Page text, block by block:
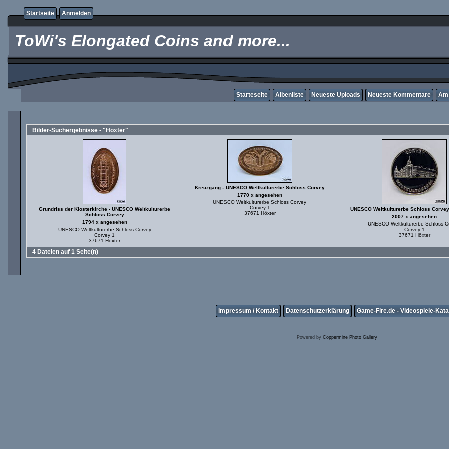
Startseite Anmelden
ToWi's Elongated Coins and more...
Starteseite Albenliste Neueste Uploads Neueste Kommentare
Bilder-Suchergebnisse - "Höxter"
Grundriss der Klosterkirche - UNESCO Weltkulturerbe
Schloss Corvey
1794 x angesehen
UNESCO Weltkulturerbe Schloss Corvey
Corvey 1
37671 Höxter
Kreuzgang - UNESCO Weltkulturerbe Schloss Corvey
1770 x angesehen
UNESCO Weltkulturerbe Schloss Corvey
Corvey 1
37671 Höxter
UNESCO Weltkulturerbe Schloss
2007 x angesehen
UNESCO Weltkulturerbe Schloss
Corvey 1
37671 Höxter
4 Dateien auf 1 Seite(n)
Impressum / Kontakt Datenschutzerklärung Game-Fire.de - Videospiele-
Powered by Coppermine Photo Gallery